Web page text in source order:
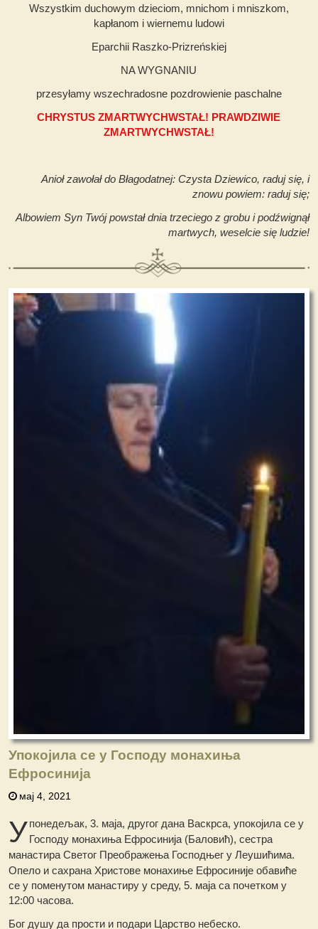
Wszystkim duchowym dzieciom, mnichom i mniszkom,
kapłanom i wiernemu ludowi
Eparchii Raszko-Prizreńskiej
NA WYGNANIU
przesyłamy wszechradosne pozdrowienie paschalne
CHRYSTUS ZMARTWYCHWSTAŁ! PRAWDZIWIE
ZMARTWYCHWSTAŁ!
Anioł zawołał do Błagodatnej: Czysta Dziewico, raduj się, i
znowu powiem: raduj się;
Albowiem Syn Twój powstał dnia trzeciego z grobu i podźwignął
martwych, weselcie się ludzie!
Упокојила се у Господу монахиња
Ефросинија
мај 4, 2021
Упонедељак, 3. маја, другог дана Васкрса, упокојила се у
Господу монахиња Ефросинија (Баловић), сестра
манастира Светог Преображења Господњег у Леушићима.
Опело и сахрана Христове монахиње Ефросиније обавиће
се у поменутом манастиру у среду, 5. маја са почетком у
12:00 часова.
Бог душу да прости и подари Царство небеско.